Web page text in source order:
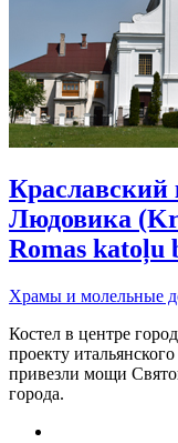
Краславский
Людовика
Romas katoļu
Храмы и молельные
Костел в центре
проекту
привезли мощи
города.